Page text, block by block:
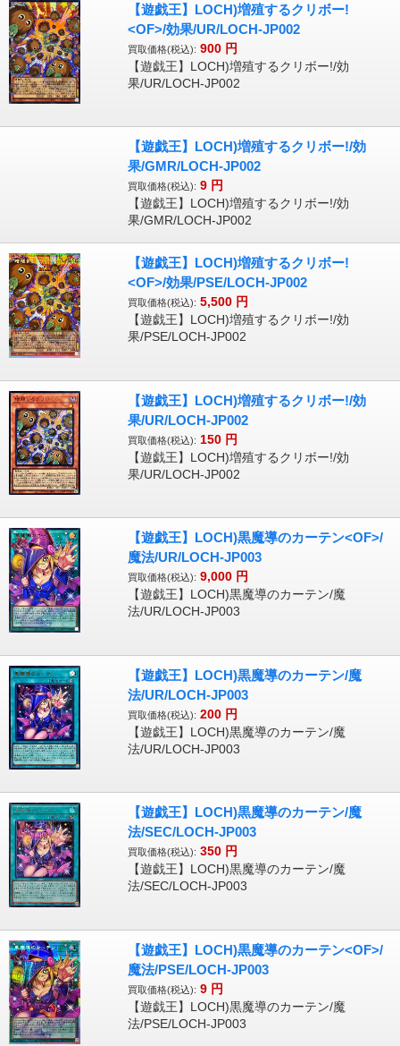
【遊戯王】LOCH)増殖するクリボー!
<OF>/効果/UR/LOCH-JP002
買取価格(税込): 900 円
【遊戯王】LOCH)増殖するクリボー!/効
果/UR/LOCH-JP002
【遊戯王】LOCH)増殖するクリボー!/効
果/GMR/LOCH-JP002
買取価格(税込): 9 円
【遊戯王】LOCH)増殖するクリボー!/効
果/GMR/LOCH-JP002
【遊戯王】LOCH)増殖するクリボー!
<OF>/効果/PSE/LOCH-JP002
買取価格(税込): 5,500 円
【遊戯王】LOCH)増殖するクリボー!/効
果/PSE/LOCH-JP002
【遊戯王】LOCH)増殖するクリボー!/効
果/UR/LOCH-JP002
買取価格(税込): 150 円
【遊戯王】LOCH)増殖するクリボー!/効
果/UR/LOCH-JP002
【遊戯王】LOCH)黒魔導のカーテン<OF>/
魔法/UR/LOCH-JP003
買取価格(税込): 9,000 円
【遊戯王】LOCH)黒魔導のカーテン/魔
法/UR/LOCH-JP003
【遊戯王】LOCH)黒魔導のカーテン/魔
法/UR/LOCH-JP003
買取価格(税込): 200 円
【遊戯王】LOCH)黒魔導のカーテン/魔
法/UR/LOCH-JP003
【遊戯王】LOCH)黒魔導のカーテン/魔
法/SEC/LOCH-JP003
買取価格(税込): 350 円
【遊戯王】LOCH)黒魔導のカーテン/魔
法/SEC/LOCH-JP003
【遊戯王】LOCH)黒魔導のカーテン<OF>/
魔法/PSE/LOCH-JP003
買取価格(税込): 9 円
【遊戯王】LOCH)黒魔導のカーテン/魔
法/PSE/LOCH-JP003